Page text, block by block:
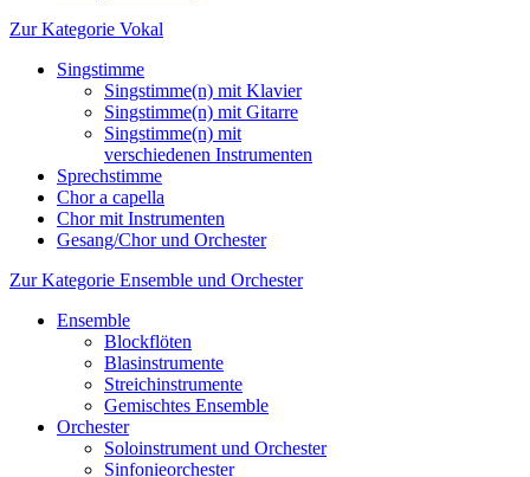
Zur Kategorie Vokal
Singstimme
Singstimme(n) mit Klavier
Singstimme(n) mit Gitarre
Singstimme(n) mit
verschiedenen Instrumenten
Sprechstimme
Chor a capella
Chor mit Instrumenten
Gesang/Chor und Orchester
Zur Kategorie Ensemble und Orchester
Ensemble
Blockflöten
Blasinstrumente
Streichinstrumente
Gemischtes Ensemble
Orchester
Soloinstrument und Orchester
Sinfonieorchester